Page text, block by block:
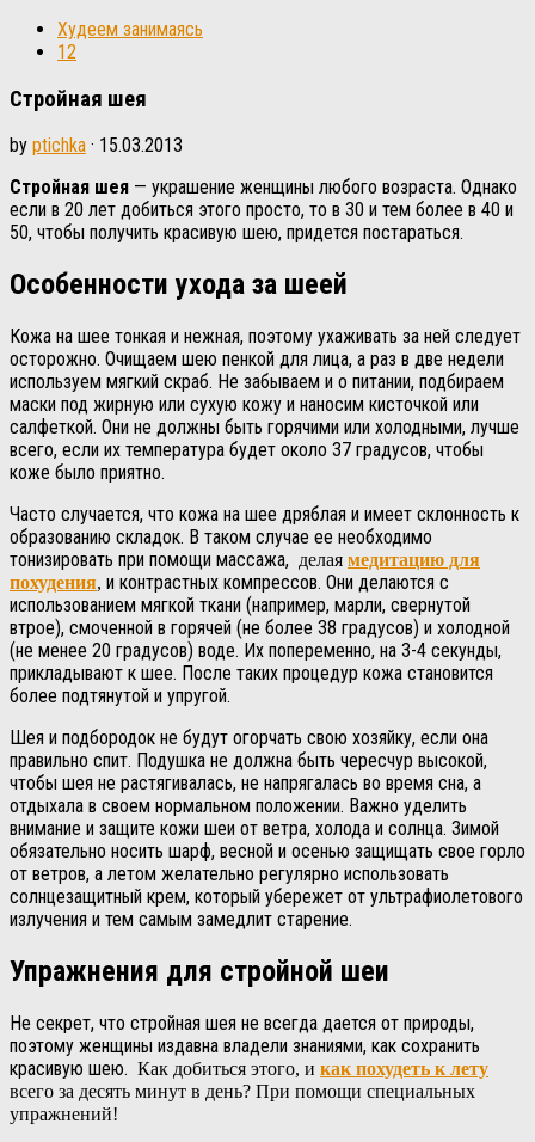
Худеем занимаясь
12
Стройная шея
by ptichka · 15.03.2013
Стройная шея — украшение женщины любого возраста. Однако
если в 20 лет добиться этого просто, то в 30 и тем более в 40 и
50, чтобы получить красивую шею, придется постараться.
Особенности ухода за шеей
Кожа на шее тонкая и нежная, поэтому ухаживать за ней следует
осторожно. Очищаем шею пенкой для лица, а раз в две недели
используем мягкий скраб. Не забываем и о питании, подбираем
маски под жирную или сухую кожу и наносим кисточкой или
салфеткой. Они не должны быть горячими или холодными, лучше
всего, если их температура будет около 37 градусов, чтобы
коже было приятно.
Часто случается, что кожа на шее дряблая и имеет склонность к
образованию складок. В таком случае ее необходимо
тонизировать при помощи массажа, делая медитацию для
похудения, и контрастных компрессов. Они делаются с
использованием мягкой ткани (например, марли, свернутой
втрое), смоченной в горячей (не более 38 градусов) и холодной
(не менее 20 градусов) воде. Их попеременно, на 3-4 секунды,
прикладывают к шее. После таких процедур кожа становится
более подтянутой и упругой.
Шея и подбородок не будут огорчать свою хозяйку, если она
правильно спит. Подушка не должна быть чересчур высокой,
чтобы шея не растягивалась, не напрягалась во время сна, а
отдыхала в своем нормальном положении. Важно уделить
внимание и защите кожи шеи от ветра, холода и солнца. Зимой
обязательно носить шарф, весной и осенью защищать свое горло
от ветров, а летом желательно регулярно использовать
солнцезащитный крем, который убережет от ультрафиолетового
излучения и тем самым замедлит старение.
Упражнения для стройной шеи
Не секрет, что стройная шея не всегда дается от природы,
поэтому женщины издавна владели знаниями, как сохранить
красивую шею. Как добиться этого, и как похудеть к лету
всего за десять минут в день? При помощи специальных
упражнений!